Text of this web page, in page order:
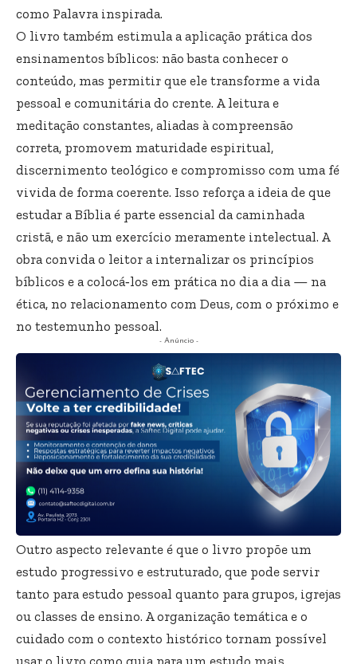
como Palavra inspirada.
O livro também estimula a aplicação prática dos
ensinamentos bíblicos: não basta conhecer o
conteúdo, mas permitir que ele transforme a vida
pessoal e comunitária do crente. A leitura e
meditação constantes, aliadas à compreensão
correta, promovem maturidade espiritual,
discernimento teológico e compromisso com uma fé
vivida de forma coerente. Isso reforça a ideia de que
estudar a Bíblia é parte essencial da caminhada
cristã, e não um exercício meramente intelectual. A
obra convida o leitor a internalizar os princípios
bíblicos e a colocá‑los em prática no dia a dia — na
ética, no relacionamento com Deus, com o próximo e
no testemunho pessoal.
- Anúncio -
Outro aspecto relevante é que o livro propõe um
estudo progressivo e estruturado, que pode servir
tanto para estudo pessoal quanto para grupos, igrejas
ou classes de ensino. A organização temática e o
cuidado com o contexto histórico tornam possível